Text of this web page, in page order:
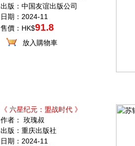
出版：中国友谊出版公司
日期：2024-11
售價：HK$91.8
放入購物車
《 六星纪元：盟战时代 》
作者： 玫瑰叔
出版：重庆出版社
日期：2024-11